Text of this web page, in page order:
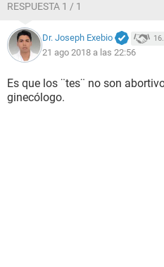
RESPUESTA 1 / 1
Dr. Joseph Exebio
21 ago 2018 a las 22:56
Es que los ¨tes¨ no son
ginecólogo.